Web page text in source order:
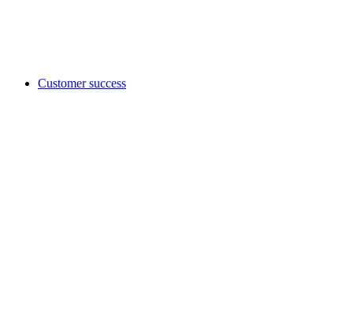
Customer success